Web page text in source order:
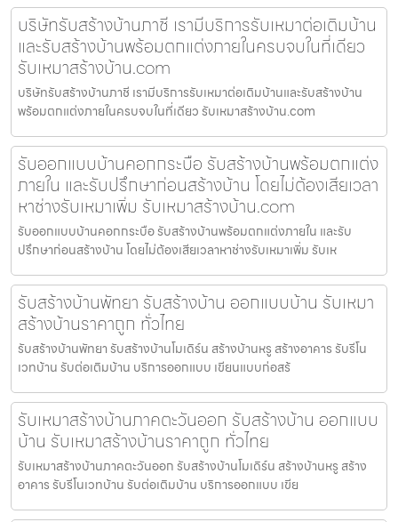
บริษัทรับสร้างบ้านภาชี เรามีบริการรับเหมาต่อเติมบ้าน
และรับสร้างบ้านพร้อมตกแต่งภายในครบจบในที่เดียว
รับเหมาสร้างบ้าน.com
บริษัทรับสร้างบ้านภาชี เรามีบริการรับเหมาต่อเติมบ้านและรับสร้างบ้าน
พร้อมตกแต่งภายในครบจบในที่เดียว รับเหมาสร้างบ้าน.com
รับออกแบบบ้านคอกกระบือ รับสร้างบ้านพร้อมตกแต่ง
ภายใน และรับปรึกษาก่อนสร้างบ้าน โดยไม่ต้องเสียเวลา
หาช่างรับเหมาเพิ่ม รับเหมาสร้างบ้าน.com
รับออกแบบบ้านคอกกระบือ รับสร้างบ้านพร้อมตกแต่งภายใน และรับ
ปรึกษาก่อนสร้างบ้าน โดยไม่ต้องเสียเวลาหาช่างรับเหมาเพิ่ม รับเห
รับสร้างบ้านพัทยา รับสร้างบ้าน ออกแบบบ้าน รับเหมา
สร้างบ้านราคาถูก ทั่วไทย
รับสร้างบ้านพัทยา รับสร้างบ้านโมเดิร์น สร้างบ้านหรู สร้างอาคาร รับรีโน
เวทบ้าน รับต่อเติมบ้าน บริการออกแบบ เขียนแบบก่อสร้
รับเหมาสร้างบ้านภาคตะวันออก รับสร้างบ้าน ออกแบบ
บ้าน รับเหมาสร้างบ้านราคาถูก ทั่วไทย
รับเหมาสร้างบ้านภาคตะวันออก รับสร้างบ้านโมเดิร์น สร้างบ้านหรู สร้าง
อาคาร รับรีโนเวทบ้าน รับต่อเติมบ้าน บริการออกแบบ เขีย